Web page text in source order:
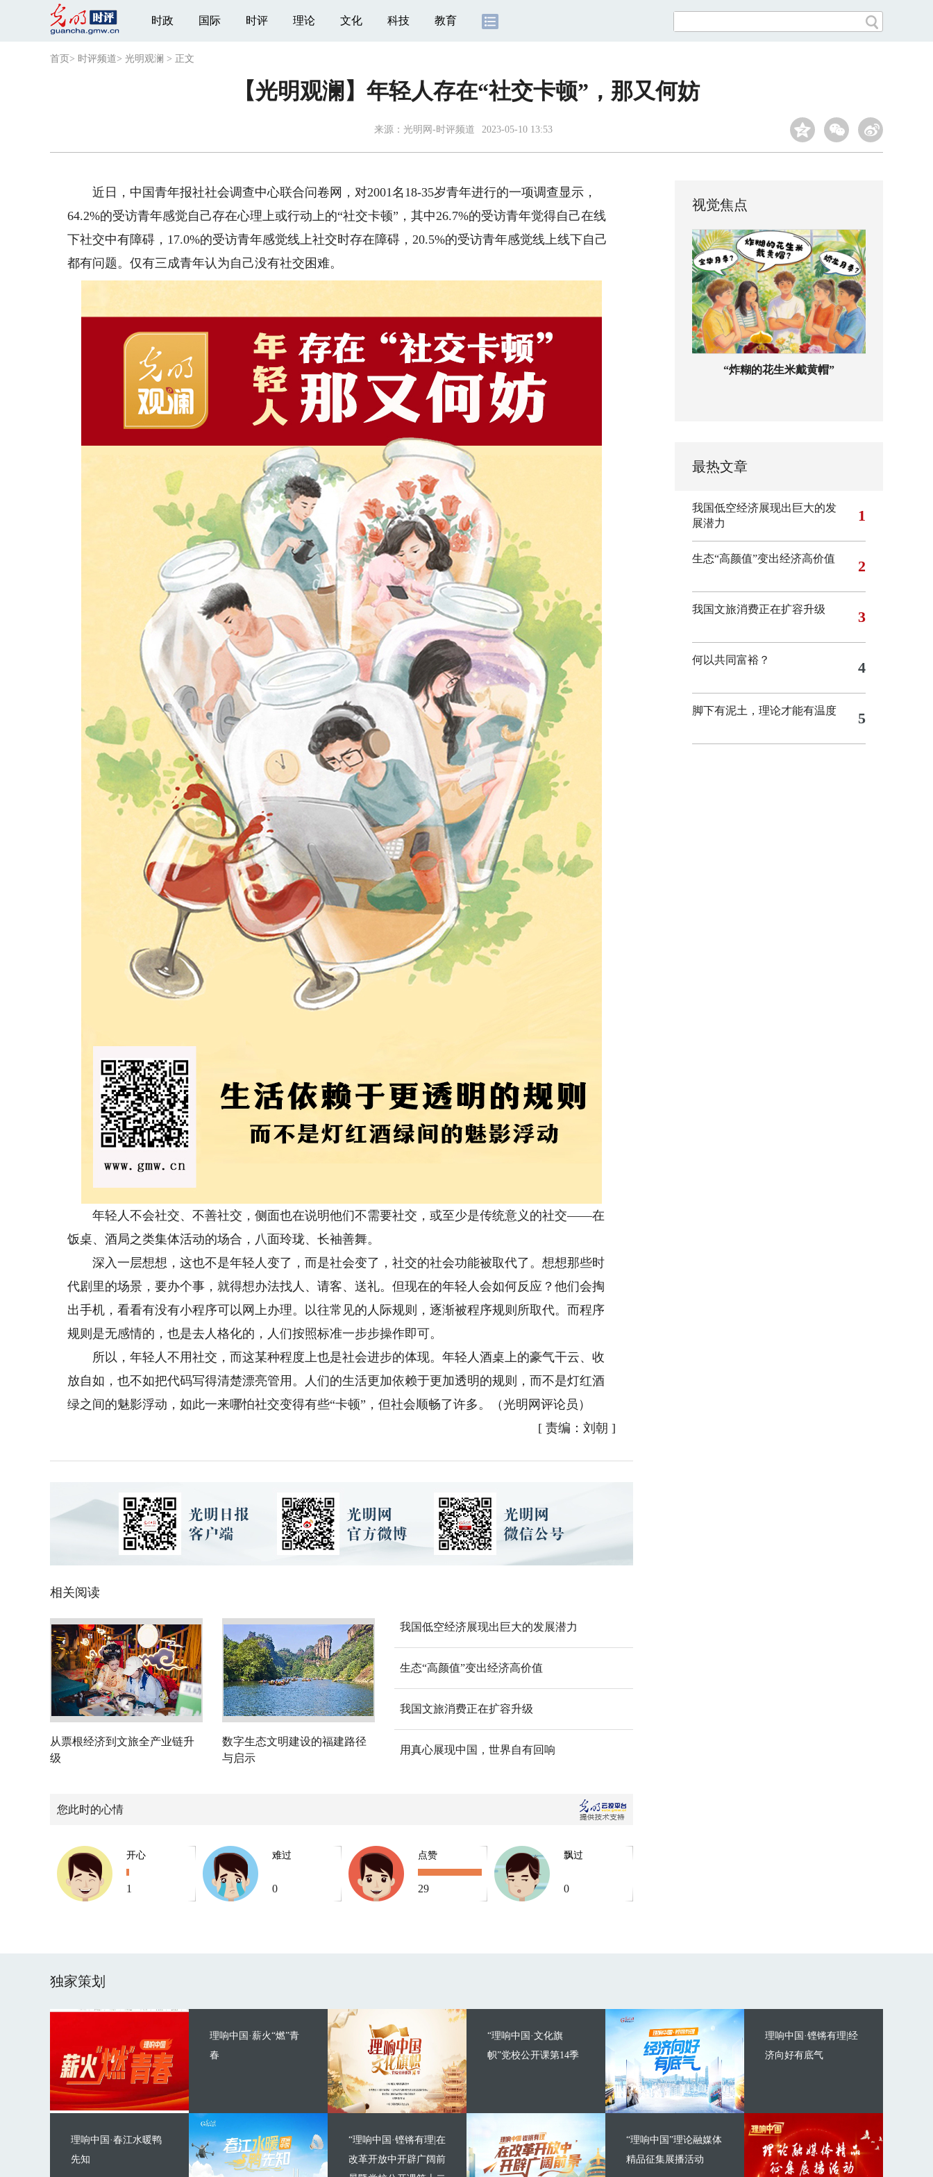
时政 国际 时评 理论 文化 科技 教育
首页 > 时评频道> 光明观澜 > 正文
【光明观澜】年轻人存在“社交卡顿”，那又何妨
来源： 光明网-时评频道 2023-05-10 13:53
近日，中国青年报社社会调查中心联合问卷网，对2001名18-35岁青年进行的一项调查显示，
64.2%的受访青年感觉自己存在心理上或行动上的“社交卡顿”，其中26.7%的受访青年觉得自己在线
下社交中有障碍，17.0%的受访青年感觉线上社交时存在障碍，20.5%的受访青年感觉线上线下自己
都有问题。仅有三成青年认为自己没有社交困难。
年轻人不会社交、不善社交，侧面也在说明他们不需要社交，或至少是传统意义的社交——在
饭桌、酒局之类集体活动的场合，八面玲珑、长袖善舞。
深入一层想想，这也不是年轻人变了，而是社会变了，社交的社会功能被取代了。想想那些时
代剧里的场景，要办个事，就得想办法找人、请客、送礼。但现在的年轻人会如何反应？他们会掏
出手机，看看有没有小程序可以网上办理。以往常见的人际规则，逐渐被程序规则所取代。而程序
规则是无感情的，也是去人格化的，人们按照标准一步步操作即可。
所以，年轻人不用社交，而这某种程度上也是社会进步的体现。年轻人酒桌上的豪气干云、收
放自如，也不如把代码写得清楚漂亮管用。人们的生活更加依赖于更加透明的规则，而不是灯红酒
绿之间的魅影浮动，如此一来哪怕社交变得有些“卡顿”，但社会顺畅了许多。（光明网评论员）
[ 责编：刘朝 ]
相关阅读
从票根经济到文旅全产业链升
级
数字生态文明建设的福建路径
与启示
我国低空经济展现出巨大的发展潜力
生态“高颜值”变出经济高价值
我国文旅消费正在扩容升级
用真心展现中国，世界自有回响
您此时的心情
开心
1
难过
0
点赞
29
飘过
0
视觉焦点
“炸糊的花生米戴黄帽”
最热文章
我国低空经济展现出巨大的发
展潜力
1
生态“高颜值”变出经济高价值 2
我国文旅消费正在扩容升级 3
何以共同富裕？ 4
脚下有泥土，理论才能有温度 5
独家策划
理响中国·薪火“燃”青
春
理响中国·春江水暖鸭
先知
“理响中国·文化旗
帜”党校公开课第14季
“理响中国·铿锵有理|在
改革开放中开辟广阔前
理响中国·铿锵有理|经
济向好有底气
“理响中国”理论融媒体
精品征集展播活动